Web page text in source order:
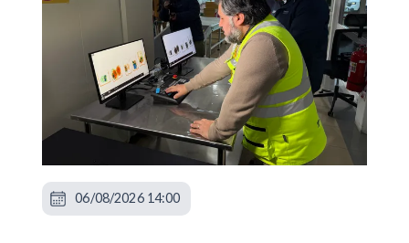
06/08/2026 14:00